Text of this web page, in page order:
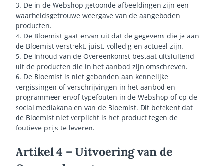
3. De in de Webshop getoonde afbeeldingen zijn een
waarheidsgetrouwe weergave van de aangeboden
producten.
4. De Bloemist gaat ervan uit dat de gegevens die je aan
de Bloemist verstrekt, juist, volledig en actueel zijn.
5. De inhoud van de Overeenkomst bestaat uitsluitend
uit de producten die in het aanbod zijn omschreven.
6. De Bloemist is niet gebonden aan kennelijke
vergissingen of verschrijvingen in het aanbod en
programmeer en/of typefouten in de Webshop of op de
social mediakanalen van de Bloemist. Dit betekent dat
de Bloemist niet verplicht is het product tegen de
foutieve prijs te leveren.
Artikel 4 – Uitvoering van de